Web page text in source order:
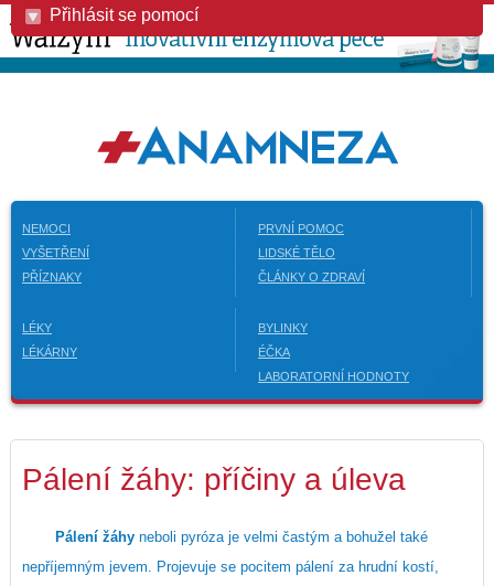
Přihlásit se pomocí
NEMOCI
VYŠETŘENÍ
PŘÍZNAKY
PRVNÍ POMOC
LIDSKÉ TĚLO
ČLÁNKY O ZDRAVÍ
LÉKY
LÉKÁRNY
BYLINKY
ÉČKA
LABORATORNÍ HODNOTY
Pálení žáhy: příčiny a úleva
Pálení žáhy neboli pyróza je velmi častým a bohužel také
nepříjemným jevem. Projevuje se pocitem pálení za hrudní kostí,